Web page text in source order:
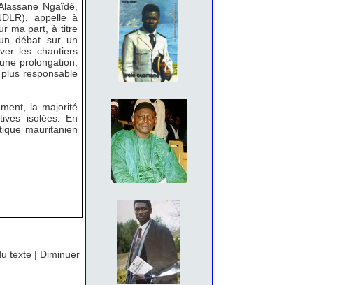
Ngaïdé,
appelle à
ma part, à titre
débat sur un
les chantiers
prolongation,
responsable
la majorité
isolées. En
mauritanien
texte | Diminuer